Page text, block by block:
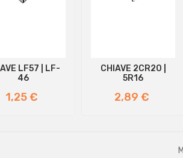
LF57 | LF-
46
Prezzo
1,25 €
CHIAVE 2CR20 |
5R16
Prezzo
2,89 €